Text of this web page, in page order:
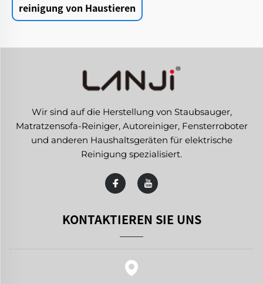
reinigung von Haustieren
Wir sind auf die Herstellung von Staubsauger,
Matratzensofa-Reiniger, Autoreiniger, Fensterroboter
und anderen Haushaltsgeräten für elektrische
Reinigung spezialisiert.
KONTAKTIEREN SIE UNS